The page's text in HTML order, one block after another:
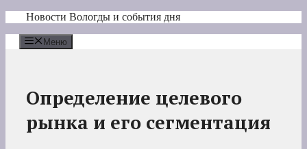
Перейти
содержимому
Новости Вологды и события дня
Меню
Определение целевого
рынка и его сегментация